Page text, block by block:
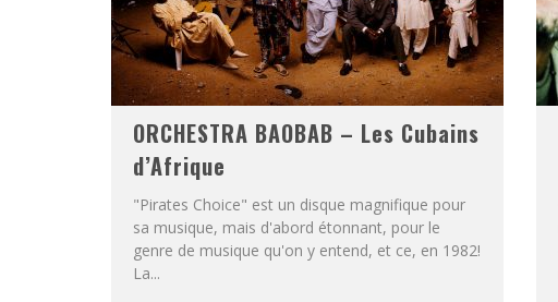
ORCHESTRA BAOBAB – Les Cubains
d’Afrique
"Pirates Choice" est un disque magnifique pour
sa musique, mais d'abord étonnant, pour le
genre de musique qu'on y entend, et ce, en 1982!
La...